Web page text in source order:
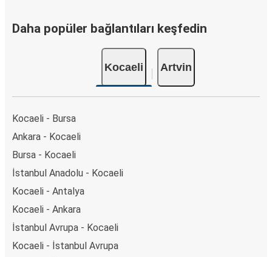
Daha popüler bağlantıları keşfedin
Kocaeli Artvin
Kocaeli - Bursa
Ankara - Kocaeli
Bursa - Kocaeli
İstanbul Anadolu - Kocaeli
Kocaeli - Antalya
Kocaeli - Ankara
İstanbul Avrupa - Kocaeli
Kocaeli - İstanbul Avrupa